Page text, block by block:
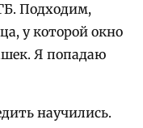
Подходим,
у которой окно
Я попадаю
научились.